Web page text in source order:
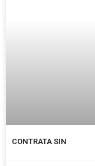
CONTRATA SIN